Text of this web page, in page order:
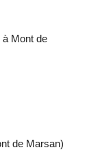
à Mont de
de Marsan)